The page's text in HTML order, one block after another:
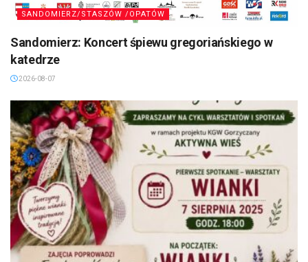
SANDOMIERZ/STASZÓW /OPATÓW
Sandomierz: Koncert śpiewu gregoriańskiego w
katedrze
2026-08-07